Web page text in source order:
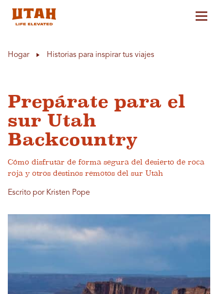
Hogar Historias para inspirar tus viajes
Prepárate para el
sur Utah
Backcountry
Cómo disfrutar de forma segura del desierto de roca
roja y otros destinos remotos del sur Utah
Escrito por Kristen Pope